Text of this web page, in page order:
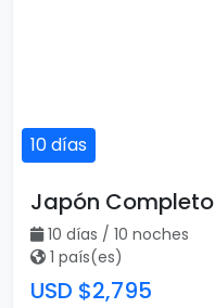
10 días
Japón Completo
10 días / 10 noches
1 país(es)
USD $2,795